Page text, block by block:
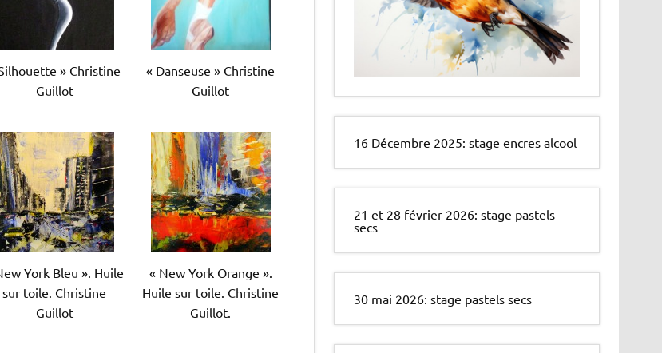
» Christine
Guillot
« Danseuse » Christine
Guillot
York Bleu ». Huile
sur toile. Christine
Guillot
« New York Orange ».
Huile sur toile. Christine
Guillot.
16 Décembre 2025: stage encres alcool
21 et 28 février 2026: stage pastels
secs
30 mai 2026: stage pastels secs